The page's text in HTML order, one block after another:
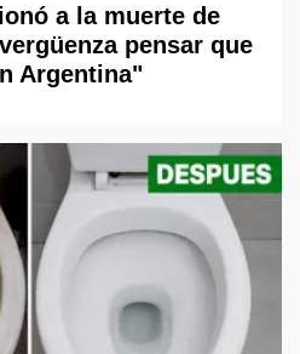
a la muerte de
pensar que
Argentina"